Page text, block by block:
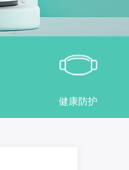
健康防护